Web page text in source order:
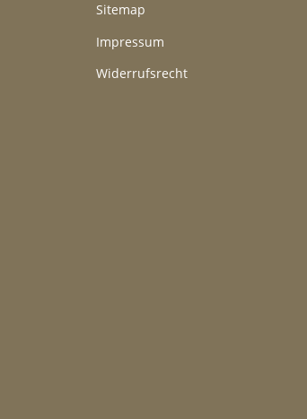
Sitemap
Impressum
Widerrufsrecht